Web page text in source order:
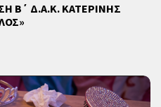
Β΄ Δ.Α.Κ. ΚΑΤΕΡΙΝΗΣ